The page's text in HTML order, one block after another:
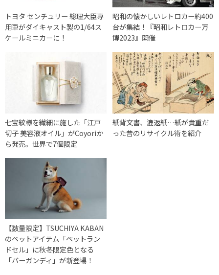
トヨタ センチュリー 総理大臣専
用車がダイキャスト製の1/64ス
ケールミニカーに！
昭和の懐かしいレトロカー約400
台が集結！『昭和レトロカー万
博2023』開催
七宝紋様を繊細に施した「江戸
切子 美容液オイル」がCoyoriか
ら発売。世界で7個限定
紙背文書、漉返紙…紙が貴重だ
った昔のリサイクル術を紹介
【数量限定】TSUCHIYA KABAN
のペットアイテム「ペットラン
ドセル」に秋冬限定色となる
「バーガンディ」が新登場！